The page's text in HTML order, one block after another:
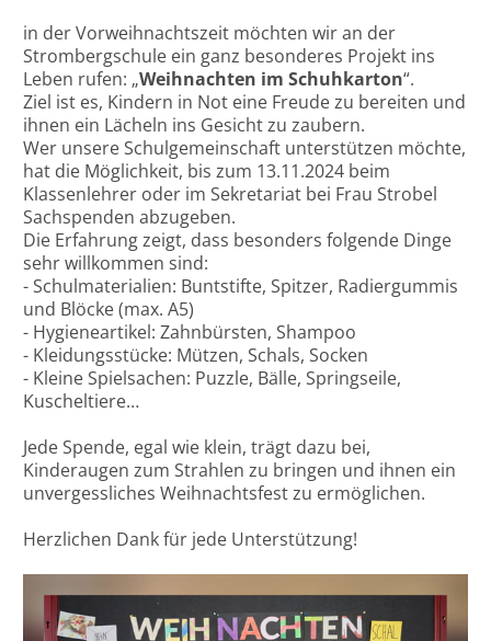
in der Vorweihnachtszeit möchten wir an der
Strombergschule ein ganz besonderes Projekt ins
Leben rufen: „Weihnachten im Schuhkarton“.
Ziel ist es, Kindern in Not eine Freude zu bereiten und
ihnen ein Lächeln ins Gesicht zu zaubern.
Wer unsere Schulgemeinschaft unterstützen möchte,
hat die Möglichkeit, bis zum 13.11.2024 beim
Klassenlehrer oder im Sekretariat bei Frau Strobel
Sachspenden abzugeben.
Die Erfahrung zeigt, dass besonders folgende Dinge
sehr willkommen sind:
- Schulmaterialien: Buntstifte, Spitzer, Radiergummis
und Blöcke (max. A5)
- Hygieneartikel: Zahnbürsten, Shampoo
- Kleidungsstücke: Mützen, Schals, Socken
- Kleine Spielsachen: Puzzle, Bälle, Springseile,
Kuscheltiere…
Jede Spende, egal wie klein, trägt dazu bei,
Kinderaugen zum Strahlen zu bringen und ihnen ein
unvergessliches Weihnachtsfest zu ermöglichen.
Herzlichen Dank für jede Unterstützung!